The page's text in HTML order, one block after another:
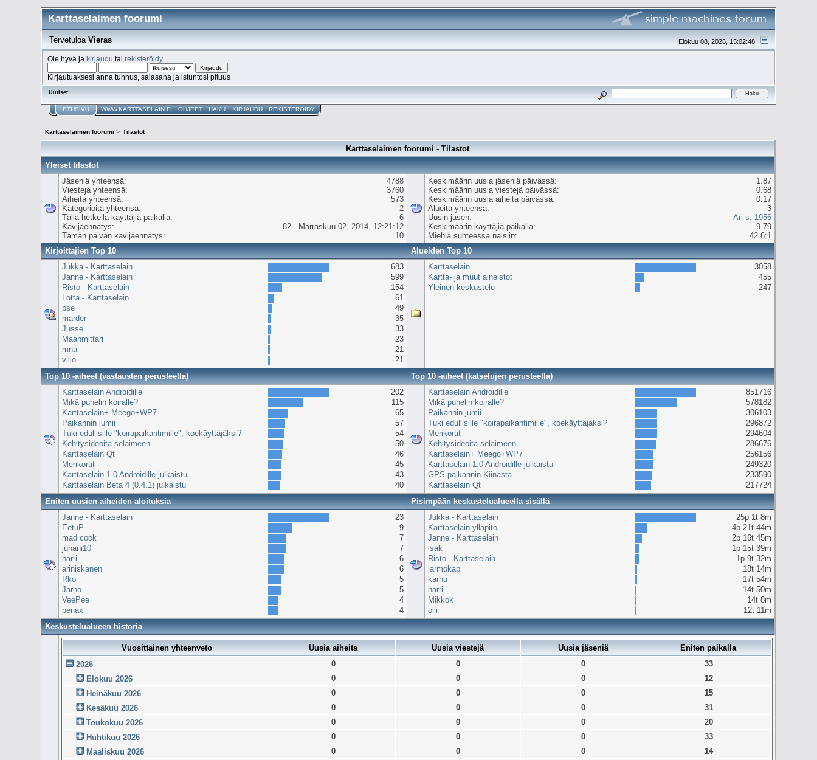
Karttaselaimen foorumi
Elokuu 08, 2026, 15:02:48
Tervetuloa Vieras
Ole hyvä jakirjaudu tairekisteröidy.
Kirjautuaksesi anna tunnus, salasana ja istuntosi pituus
Uutiset:
ETUSIVU WWW.KARTTASELAIN.FI OHJEET HAKU KIRJAUDU REKISTERÖIDY
Karttaselaimen foorumi > Tilastot
Karttaselaimen foorumi - Tilastot
Yleiset tilastot
Jäseniä yhteensä:
4788
Viestejä yhteensä:
3760
Aiheita yhteensä:
573
Kategorioita yhteensä:
2
Tällä hetkellä käyttäjiä paikalla:
6
Kävijäennätys:
82 - Marraskuu 02, 2014, 12:21:12
Tämän päivän kävijäennätys:
10
Keskimäärin uusia jäseniä päivässä:
1.87
Keskimäärin uusia viestejä päivässä:
0.68
Keskimäärin uusia aiheita päivässä:
0.17
Alueita yhteensä:
3
Uusin jäsen:
Ari s. 1956
Keskimäärin käyttäjiä paikalla:
9.79
Miehiä suhteessa naisiin:
42.6:1
Kirjoittajien Top 10
Alueiden Top 10
Jukka - Karttaselain
683
Janne - Karttaselain
599
Risto - Karttaselain
154
Lotta - Karttaselain
61
pse
49
marder
35
Jusse
33
Maanmittari
23
mna
21
viljo
21
Karttaselain
3058
Kartta- ja muut aineistot
455
Yleinen keskustelu
247
Top 10 -aiheet (vastausten perusteella)
Top 10 -aiheet (katselujen perusteella)
Karttaselain Androidille
202
Mikä puhelin koiralle?
115
Karttaselain+ Meego+WP7
65
Paikannin jumii
57
Tuki edullisille "koirapaikantimille", koekäyttäjäksi?
54
Kehitysideoita selaimeen...
50
Karttaselain Qt
46
Merikortit
45
Karttaselain 1.0 Androidille julkaistu
43
Karttaselain Beta 4 (0.4.1) julkaistu
40
Karttaselain Androidille
851716
Mikä puhelin koiralle?
578182
Paikannin jumii
306103
Tuki edullisille "koirapaikantimille", koekäyttäjäksi?
296872
Merikortit
294604
Kehitysideoita selaimeen...
286676
Karttaselain+ Meego+WP7
256156
Karttaselain 1.0 Androidille julkaistu
249320
GPS-paikannin Kiinasta
233590
Karttaselain Qt
217724
Eniten uusien aiheiden aloituksia
Pisimpään keskustelualueella sisällä
Janne - Karttaselain
23
EetuP
9
mad cook
7
juhani10
7
harri
6
ariniskanen
6
Rko
5
Jarno
5
VeePee
4
penax
4
Jukka - Karttaselain
25p 1t 8m
Karttaselain-ylläpito
4p 21t 44m
Janne - Karttaselain
2p 16t 45m
isak
1p 15t 39m
Risto - Karttaselain
1p 9t 32m
jarmokap
18t 14m
karhu
17t 54m
harri
14t 50m
Mikkok
14t 8m
olli
12t 11m
Keskustelualueen historia
Vuosittainen yhteenveto Uusia aiheita Uusia viestejä Uusia jäseniä
Eniten paikalla
2026
0 0 0
33
Elokuu 2026
0 0 0
12
Heinäkuu 2026
0 0 0
15
Kesäkuu 2026
0 0 0
31
Toukokuu 2026
0 0 0
20
Huhtikuu 2026
0 0 0
33
Maaliskuu 2026
0 0 0
14